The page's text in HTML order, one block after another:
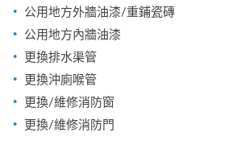
公用地方外牆油漆/重鋪瓷磚
公用地方內牆油漆
更換排水渠管
更換沖廁喉管
更換/維修消防窗
更換/維修消防門